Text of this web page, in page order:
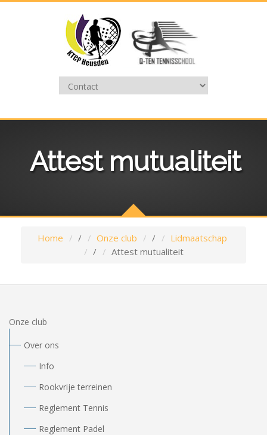
Attest mutualiteit
Home / Onze club /
Lidmaatschap
/
Attest mutualiteit
Onze club
Over ons
Info
Rookvrije terreinen
Reglement Tennis
Reglement Padel